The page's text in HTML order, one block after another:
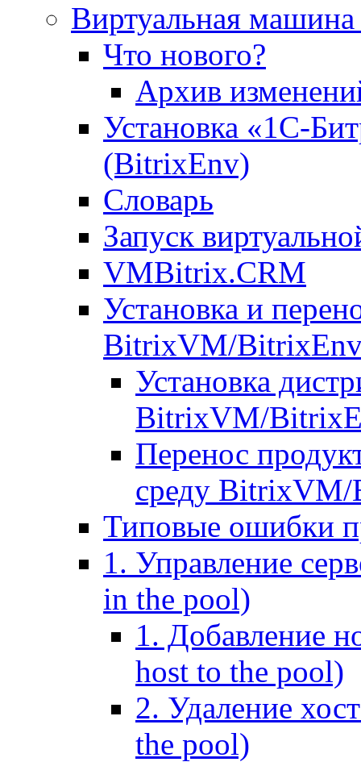
Виртуальная
Что нового?
Архив
Установка «1С-
(BitrixEnv)
Словарь
Запуск
VMBitrix.CRM
Установка и
BitrixVM/
Установка
BitrixVM/
Перенос
среду
Типовые ошибки
1. Управление
in the pool)
1. Добавление
host to the pool)
2. Удаление
the pool)